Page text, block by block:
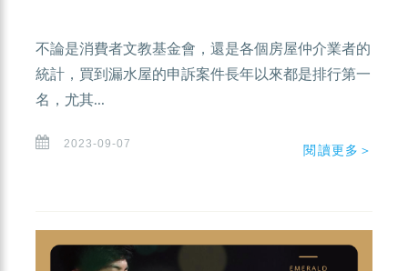
不論是消費者文教基金會，還是各個房屋仲介業者的
統計，買到漏水屋的申訴案件長年以來都是排行第一
名，尤其...
2023-09-07 閱讀更多＞